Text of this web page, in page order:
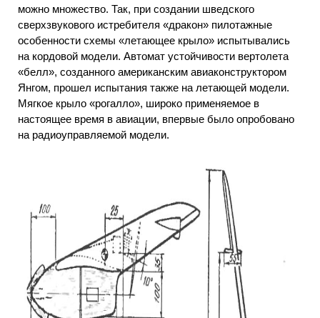
можно множество. Так, при создании шведского
сверхзвукового истребителя «дракон» пилотажные
особенности схемы «летающее крыло» испытывались
на кордовой модели. Автомат устойчивости вертолета
«белл», созданного американским авиаконструктором
Янгом, прошел испытания также на летающей модели.
Мягкое крыло «рогалло», широко применяемое в
настоящее время в авиации, впервые было опробовано
на радиоуправляемой модели.